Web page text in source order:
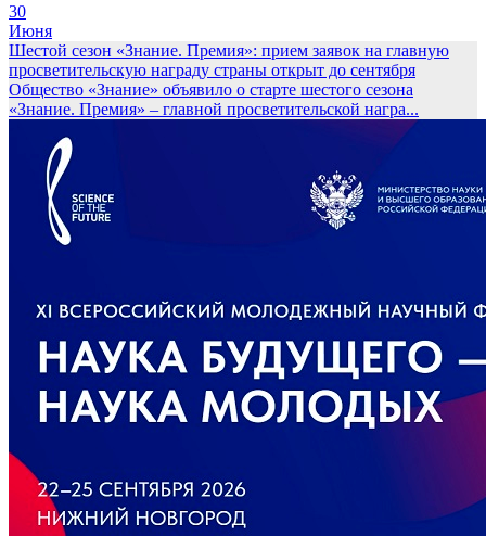
30
Июня
Шестой сезон «Знание. Премия»: прием заявок на главную
просветительскую награду страны открыт до сентября
Общество «Знание» объявило о старте шестого сезона
«Знание. Премия» – главной просветительской награ...